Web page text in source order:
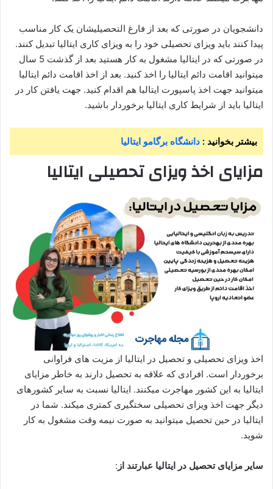
دانشجویان در صورتی که بعد از فارغ التحصیلیشان یک کار مناسب
پیدا کنند باید ویزای تحصیلی خود را به ویزای کاری ایتالیا تبدیل کنند.
در صورتی که در ایتالیا مشغول به کار هستید بعد از گذشت 5 سال
میتوانید اقامت دائم ایتالیا را اخذ کنید. بعد از اخذ اقامت دائم ایتالیا
میتوانید جهت اخذ پاسپورت ایتالیا هم اقدام کنید. جهت یافتن کار در
ایتالیا باید از شرایط کاری ایتالیا برخوردار باشید.
بیشتر بخوانید : دانشگاه برگامو ایتالیا
مزایای اخذ ویزای تحصیلی ایتالیا
اخذ ویزای تحصیلی و تحصیل در ایتالیا از مزیت های فراوانی
برخوردار است. افرادی که علاقه به تحصیل دارند به خاطر مزایای
ایتالیا به این کشور مهاجرت میکنند. ایتالیا نسبت به سایر کشورهای
دیگر جهت اخذ ویزای تحصیلی سختگیری کمتری میکند. شما در
ایتالیا در حین تحصیل میتوانید به صورت نیمه وقت مشغول به کار
شوید.
سایر مزایای تحصیل در ایتالیا عبارتند از :